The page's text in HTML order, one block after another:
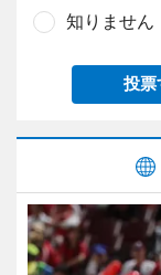
知りません
投票